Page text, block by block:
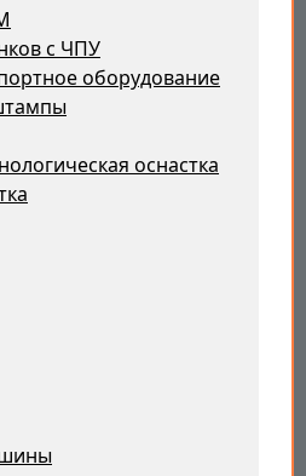
с ЧПУ
оборудование
оснастка